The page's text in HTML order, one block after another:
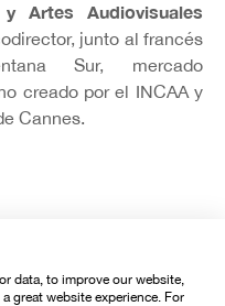
Artes Audiovisuales
junto al francés
Sur, mercado
creado por el INCAA y
Cannes.
data, to improve our website,
great website experience. For